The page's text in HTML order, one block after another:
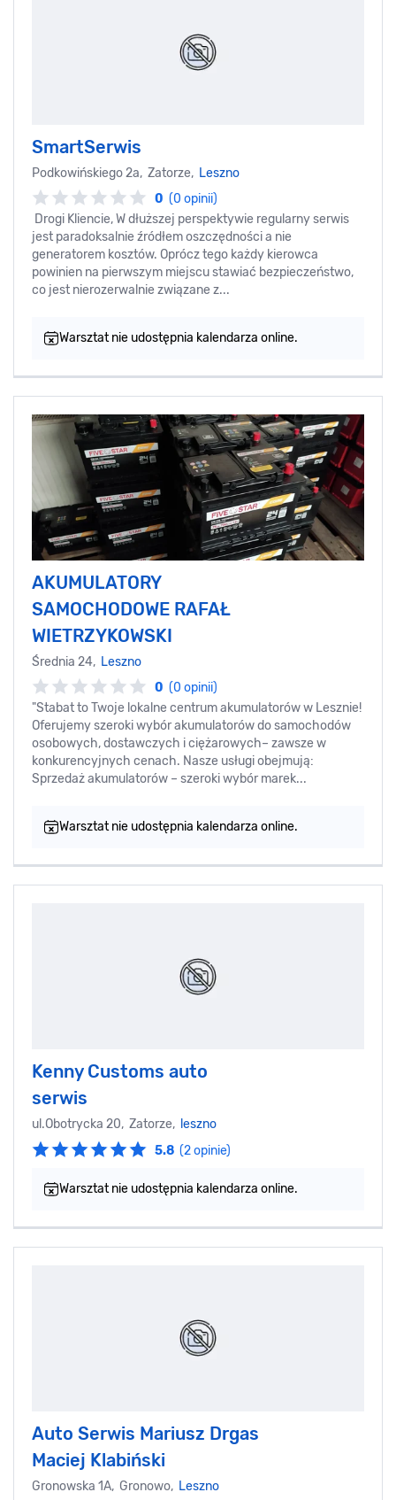
SmartSerwis
Podkowińskiego 2a, Zatorze, Leszno
0 (0 opinii)
Drogi Kliencie, W dłuższej perspektywie regularny serwis
jest paradoksalnie źródłem oszczędności a nie
generatorem kosztów. Oprócz tego każdy kierowca
powinien na pierwszym miejscu stawiać bezpieczeństwo,
co jest nierozerwalnie związane z...
Warsztat nie udostępnia kalendarza online.
AKUMULATORY
SAMOCHODOWE RAFAŁ
WIETRZYKOWSKI
Średnia 24, Leszno
0 (0 opinii)
"Stabat to Twoje lokalne centrum akumulatorów w Lesznie!
Oferujemy szeroki wybór akumulatorów do samochodów
osobowych, dostawczych i ciężarowych– zawsze w
konkurencyjnych cenach. Nasze usługi obejmują:
Sprzedaż akumulatorów – szeroki wybór marek...
Warsztat nie udostępnia kalendarza online.
Kenny Customs auto
serwis
ul.Obotrycka 20, Zatorze, leszno
5.8 (2 opinie)
Warsztat nie udostępnia kalendarza online.
Auto Serwis Mariusz Drgas
Maciej Klabiński
Gronowska 1A, Gronowo, Leszno